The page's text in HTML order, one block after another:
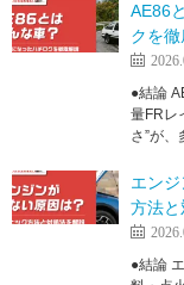
AE86
クを徹
●結論
量FRレ
さ”が
エン
方法と
●結論